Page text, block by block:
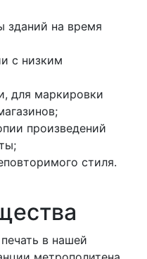
зданий на время
с низким
для маркировки
произведений
стиля.
в нашей